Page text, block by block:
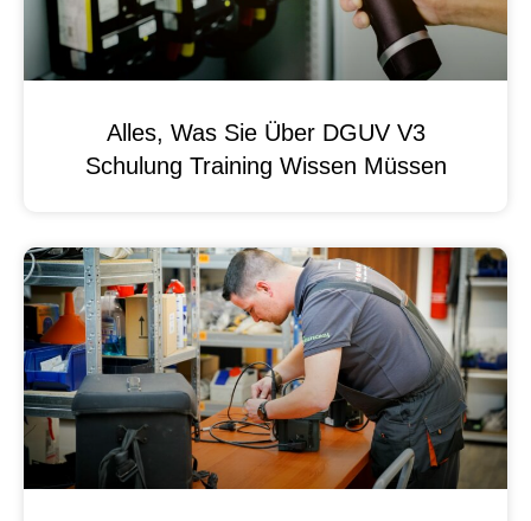
Alles, Was Sie Über DGUV V3
Schulung Training Wissen Müssen